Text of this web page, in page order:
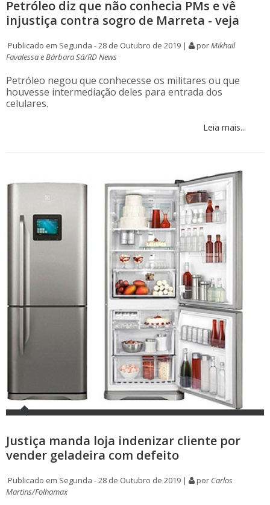
Petróleo diz que não conhecia PMs e vê
injustiça contra sogro de Marreta - veja
Publicado em Segunda - 28 de Outubro de 2019 | porMikhail
Favalessa e Bárbara Sá/RD News
Petróleo negou que conhecesse os militares ou que
houvesse intermediação deles para entrada dos
celulares.
Leia mais...
Justiça manda loja indenizar cliente por
vender geladeira com defeito
Publicado em Segunda - 28 de Outubro de 2019 | por Carlos
Martins/Folhamax